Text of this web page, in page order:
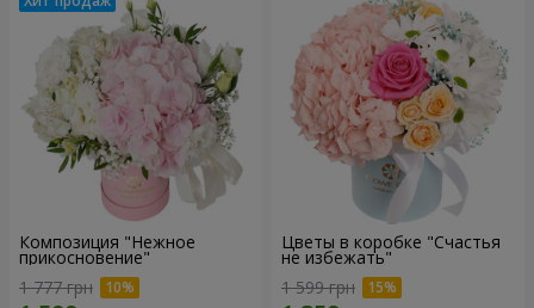
Композиция "Нежное
прикосновение"
1 777 грн
Цветы в коробке "Счастья
не избежать"
1 599 грн